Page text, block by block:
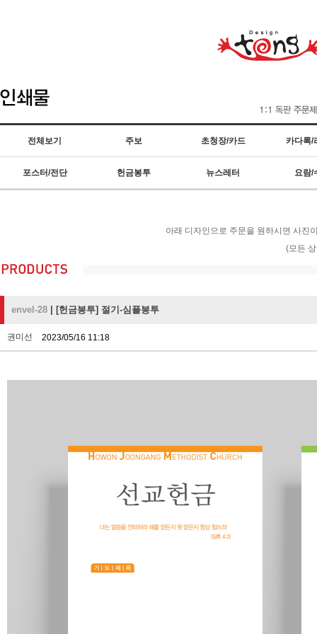
전체보기 주보 초청장/카드 카다록/
포스터/전단 헌금봉투 뉴스레터 요람/
아래 디자인으로 주문을 원하시면 사진
(모든
envel-28 [헌금봉투] 절기-심플봉투
권미선 2023/05/16 11:18